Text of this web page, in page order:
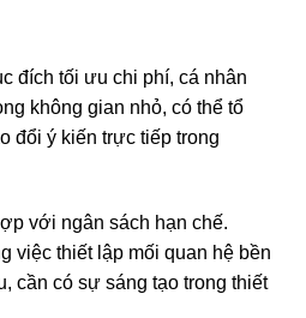
đích tối ưu chi phí, cá nhân
không gian nhỏ, có thể tổ
đổi ý kiến trực tiếp trong
với ngân sách hạn chế.
việc thiết lập mối quan hệ bền
cần có sự sáng tạo trong thiết